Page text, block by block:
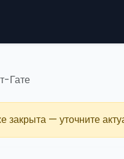
Гате
— уточните